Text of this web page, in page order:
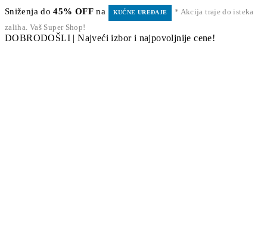
Sniženja do45% OFF na KUĆNE UREĐAJE
* Akcija traje do isteka
zaliha. Vaš Super Shop!
DOBRODOŠLI | Najveći izbor i najpovoljnije cene!